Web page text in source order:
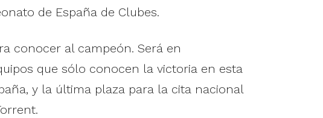
de España de Clubes.
conocer al campeón. Será en
que sólo conocen la victoria en esta
y la última plaza para la cita nacional